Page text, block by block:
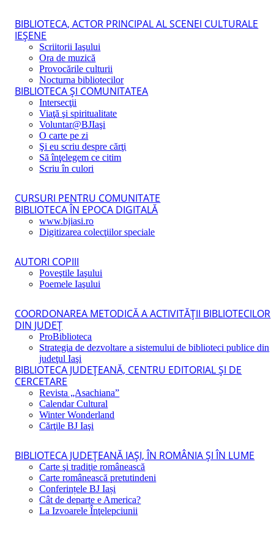
BIBLIOTECA, ACTOR PRINCIPAL AL SCENEI CULTURALE
IEŞENE
Scriitorii Iaşului
Ora de muzică
Provocările culturii
Nocturna bibliotecilor
BIBLIOTECA ŞI COMUNITATEA
Intersecţii
Viaţă şi spiritualitate
Voluntar@BJIaşi
O carte pe zi
Şi eu scriu despre cărţi
Să înţelegem ce citim
Scriu în culori
CURSURI PENTRU COMUNITATE
BIBLIOTECA ÎN EPOCA DIGITALĂ
www.bjiasi.ro
Digitizarea colecţiilor speciale
AUTORI COPIII
Poveştile Iaşului
Poemele Iaşului
COORDONAREA METODICĂ A ACTIVITĂŢII BIBLIOTECILOR
DIN JUDEŢ
ProBiblioteca
Strategia de dezvoltare a sistemului de biblioteci publice din
judeţul Iaşi
BIBLIOTECA JUDEŢEANĂ, CENTRU EDITORIAL ŞI DE
CERCETARE
Revista „Asachiana”
Calendar Cultural
Winter Wonderland
Cărţile BJ Iaşi
BIBLIOTECA JUDEŢEANĂ IAŞI, ÎN ROMÂNIA ŞI ÎN LUME
Carte şi tradiţie românească
Carte românească pretutindeni
Conferințele BJ Iași
Cât de departe e America?
La Izvoarele Înţelepciunii